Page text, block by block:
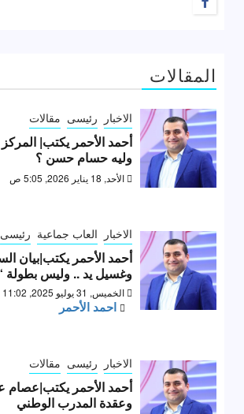
المقالات
الاخبار رئيسى مقالات
أحمد الأحمر يكتب|
وليه حسام حسن ؟
الأحد, 18 يناير 2026, 5:05 ص
الاخبار العاب جماعية رئيسى
أحمد الأحمر يكتب|بيان
وغسيل يد .. وليس بطولة
الخميس, 31 يوليو 2025, 11:02 ص
احمد الأحمر
الاخبار رئيسى مقالات
أحمد الأحمر يكتب|عصام
وعقدة المدرب الوطني